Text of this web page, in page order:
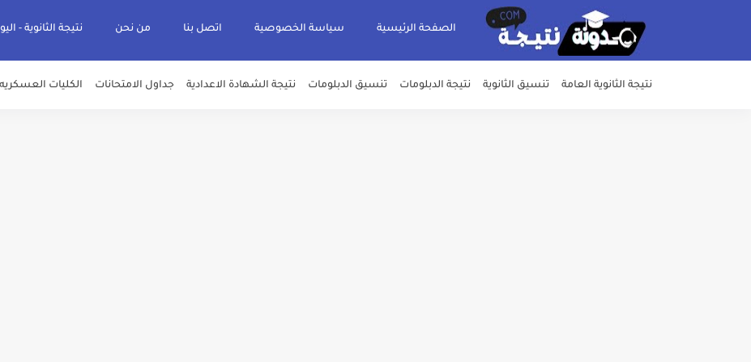
الصفحة الرئيسية سياسة الخصوصية اتصل بنا من نحن نتيجة الثانوية -
نتيجة الثانوية العامة تنسيق الثانوية نتيجة الدبلومات تنسيق الدبلومات نتيجة الشهادة الاعدادية جداول الامتحانات الكليات العسكريه